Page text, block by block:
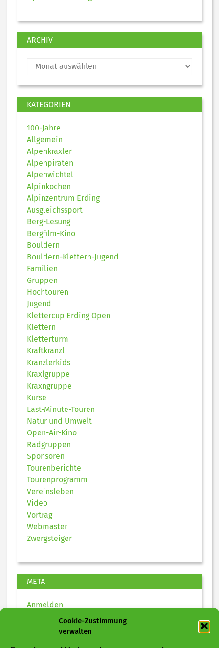
Cookie-Zustimmung
verwalten
ARCHIV
KATEGORIEN
100-Jahre
Allgemein
Alpenkraxler
Alpenpiraten
Alpenwichtel
Alpinkochen
Alpinzentrum Erding
Ausgleichssport
Berg-Lesung
Bergfilm-Kino
Bouldern
Bouldern-Klettern-Jugend
Familien
Gruppen
Hochtouren
Jugend
Klettercup Erding Open
Klettern
Kletterturm
Kraftkranzl
Kranzlerkids
Kraxlgruppe
Kraxngruppe
Kurse
Last-Minute-Touren
Natur und Umwelt
Open-Air-Kino
Radgruppen
Sponsoren
Tourenberichte
Tourenprogramm
Vereinsleben
Video
Vortrag
Webmaster
Zwergsteiger
META
Anmelden
Eintrags-Feed
Kommentar-Feed